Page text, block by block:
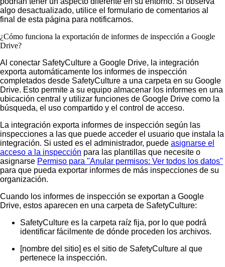
algo desactualizado, utilice el formulario de comentarios al
final de esta página para notificarnos.
¿Cómo funciona la exportación de informes de inspección a Google
Drive?
Al conectar SafetyCulture a Google Drive, la integración
exporta automáticamente los informes de inspección
completados desde SafetyCulture a una carpeta en su Google
Drive. Esto permite a su equipo almacenar los informes en una
ubicación central y utilizar funciones de Google Drive como la
búsqueda, el uso compartido y el control de acceso.
La integración exporta informes de inspección según las
inspecciones a las que puede acceder el usuario que instala la
integración. Si usted es el administrador, puede asignarse el
acceso a la inspección para las plantillas que necesite o
asignarse Permiso para "Anular permisos: Ver todos los datos"
para que pueda exportar informes de más inspecciones de su
organización.
Cuando los informes de inspección se exportan a Google
Drive, estos aparecen en una carpeta de SafetyCulture:
SafetyCulture es la carpeta raíz fija, por lo que podrá
identificar fácilmente de dónde proceden los archivos.
[nombre del sitio] es el sitio de SafetyCulture al que
pertenece la inspección.